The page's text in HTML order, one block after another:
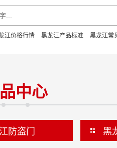
江价格行情 黑龙江产品标准 黑龙江常
中心
防盗门 黑